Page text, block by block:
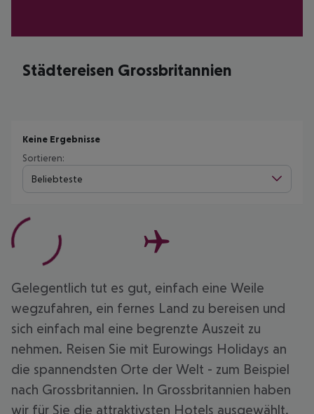
Städtereisen Grossbritannien
Keine Ergebnisse
Sortieren:
Beliebteste
Gelegentlich tut es gut, einfach eine Weile
wegzufahren, ein fernes Land zu bereisen und
sich einfach mal eine begrenzte Auszeit zu
nehmen. Reisen Sie mit Eurowings Holidays an
die spannendsten Orte der Welt - zum Beispiel
nach Grossbritannien. In Grossbritannien haben
wir für Sie die attraktivsten Hotels ausgewählt.